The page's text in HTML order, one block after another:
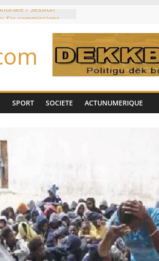
/ Session
du jour ce lundi
Talon élu président
l’Arabie saoudite, le
Turquie signent un
cuivre et de cobalt
valoriser sa
SPORT SOCIETE ACTUNUMERIQUE